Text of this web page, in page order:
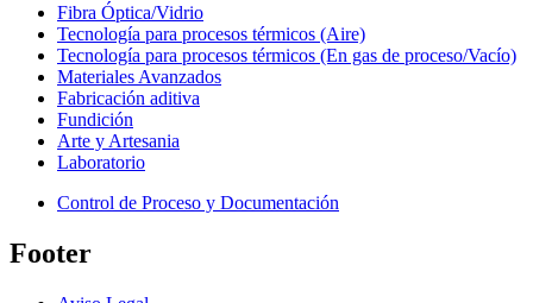
Fibra Óptica/Vidrio
Tecnología para procesos térmicos (Aire)
Tecnología para procesos térmicos (En gas de proceso/Vacío)
Materiales Avanzados
Fabricación aditiva
Fundición
Arte y Artesania
Laboratorio
Control de Proceso y Documentación
Footer